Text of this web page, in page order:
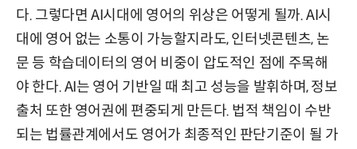
다. 그렇다면 AI시대에 영어의 위상은 어떻게 될까. AI시
대에 영어 없는 소통이 가능할지라도, 인터넷콘텐츠, 논
문 등 학습데이터의 영어 비중이 압도적인 점에 주목해
야 한다. AI는 영어 기반일 때 최고 성능을 발휘하며, 정보
출처 또한 영어권에 편중되게 만든다. 법적 책임이 수반
되는 법률관계에서도 영어가 최종적인 판단기준이 될 가